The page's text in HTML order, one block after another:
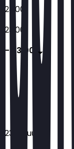
23:00
23:00
- 23:00
23:00 uur